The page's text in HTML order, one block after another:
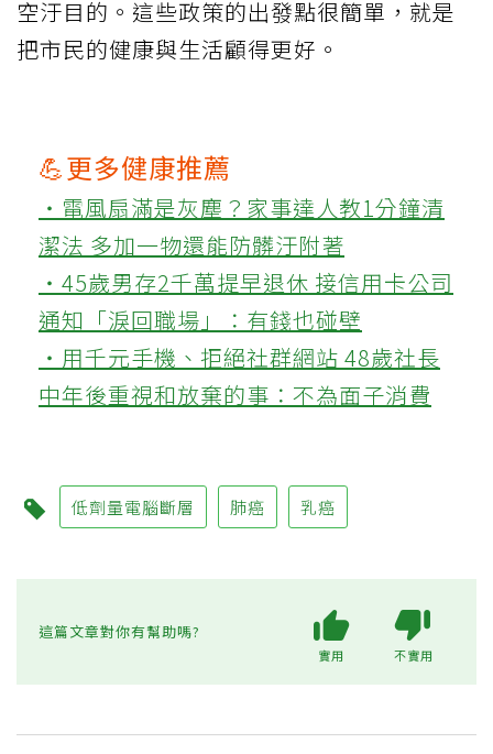
空汙目的。這些政策的出發點很簡單，就是
把市民的健康與生活顧得更好。
💪更多健康推薦
‧電風扇滿是灰塵？家事達人教1分鐘清
潔法 多加一物還能防髒汙附著
‧45歲男存2千萬提早退休 接信用卡公司
通知「淚回職場」：有錢也碰壁
‧用千元手機、拒絕社群網站 48歲社長
中年後重視和放棄的事：不為面子消費
低劑量電腦斷層 肺癌 乳癌
這篇文章對你有幫助嗎?
實用 不實用